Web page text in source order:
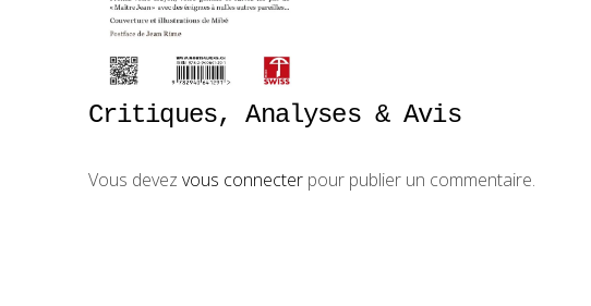
Critiques, Analyses & Avis
Vous devez vous connecterpour publier un commentaire.